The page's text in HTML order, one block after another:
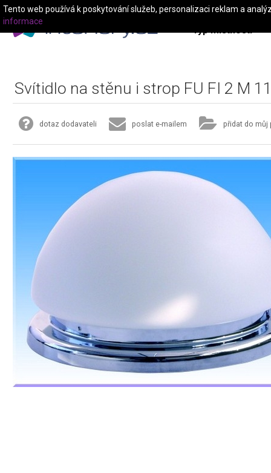
Typ místnosti
Svítidlo na stěnu i strop FU FI 2 M
dotaz dodavateli poslat e-mailem přidat do můj
Tento web používá k poskytování služeb, personalizaci reklam a
informace